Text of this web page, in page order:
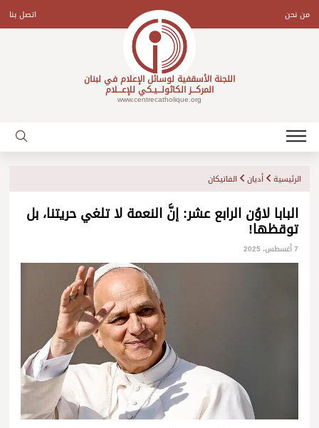
contentمن نحن اتصل بنا
اللجنة الأسقفية لوسائل الإعلام في لبنان
المركـــز الكاثولـــيـكي للإعـــلام
www.centrecatholique.org
الرئيسية أديان الفاتيكان
البابا لاوُن الرابع عشر: إنَّ النعمة لا تلغي حريتنا، بل
توقظها!
7 أغسطس، 2025